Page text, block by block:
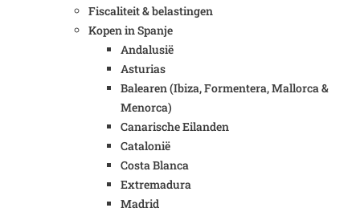
Fiscaliteit & belastingen
Kopen in Spanje
Andalusië
Asturias
Balearen (Ibiza, Formentera, Mallorca &
Menorca)
Canarische Eilanden
Catalonië
Costa Blanca
Extremadura
Madrid